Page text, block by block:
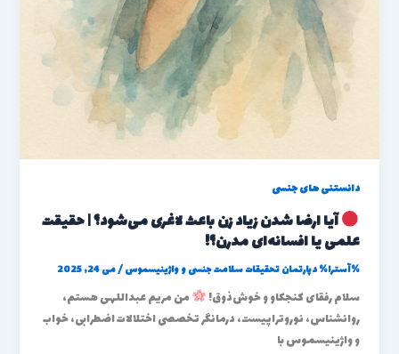
دانستنی های جنسی
آیا ارضا شدن زیاد زن باعث لاغری می‌شود؟ | حقیقت
علمی یا افسانه‌ای مدرن؟!
%آسترا%دپارتمان تحقیقات سلامت جنسی و واژینیسموس/می 24, 2025
سلام رفقای کنجکاو و خوش‌ذوق!
من مریم عبداللهی هستم،
روانشناس، نوروتراپیست، درمانگر تخصصی اختلالات اضطرابی، خواب
و واژینیسموس با